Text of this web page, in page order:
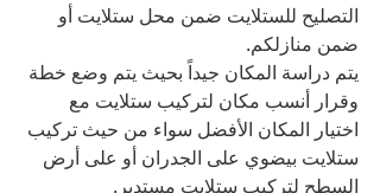
التصليح للستلايت ضمن محل ستلايت أو
ضمن منازلكم.
يتم دراسة المكان جيداً بحيث يتم وضع خطة
وقرار أنسب مكان لتركيب ستلايت مع
اختيار المكان الأفضل سواء من حيث تركيب
ستلايت بيضوي على الجدران أو على أرض
السطح لتركيب ستلايت مستدير.